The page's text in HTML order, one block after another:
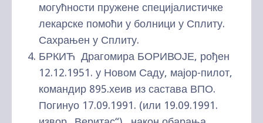
могућности пружене специјалистичке
лекарске помоћи у болници у Сплиту.
Сахрањен у Сплиту.
БРКИЋ Драгомира БОРИВОЈЕ, рођен
12.12.1951. у Новом Саду, мајор-пилот,
командир 895.хеив из састава ВПО.
Погинуо 17.09.1991. (или 19.09.1991.